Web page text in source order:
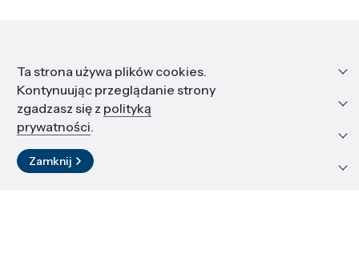
Informacje
Edukacja i kariera
Zasoby i materiały
Kontakt
Ta strona używa plików cookies.
Kontynuując przeglądanie strony
zgadzasz się z polityką
prywatności.
Zamknij